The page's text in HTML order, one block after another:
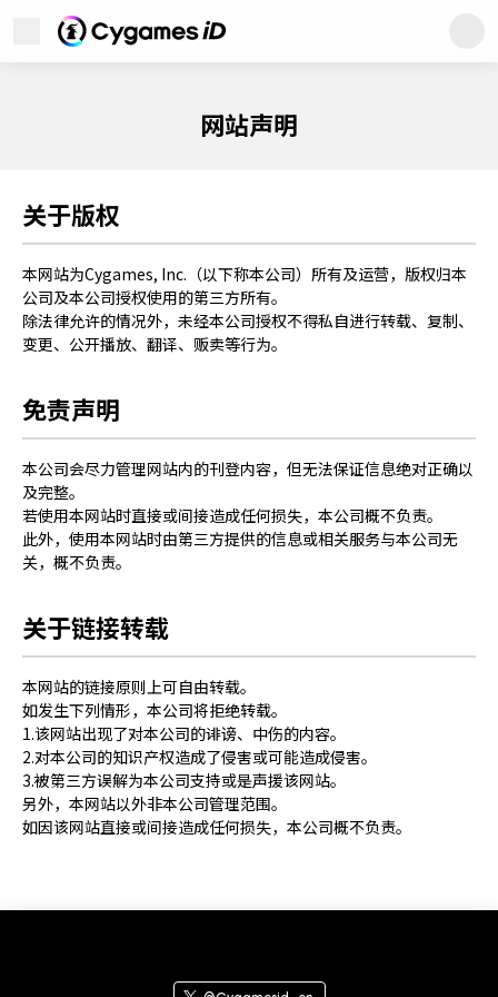
展开菜单 Cygames ID
News
服务协议
网站声明
关于版权
本网站为Cygames, Inc.（以下称本公司）所有及运营，版权归本
公司及本公司授权使用的第三方所有。
除法律允许的情况外，未经本公司授权不得私自进行转载、复制、
变更、公开播放、翻译、贩卖等行为。
免责声明
本公司会尽力管理网站内的刊登内容，但无法保证信息绝对正确以
及完整。
若使用本网站时直接或间接造成任何损失，本公司概不负责。
此外，使用本网站时由第三方提供的信息或相关服务与本公司无
关，概不负责。
关于链接转载
本网站的链接原则上可自由转载。
如发生下列情形，本公司将拒绝转载。
1.该网站出现了对本公司的诽谤、中伤的内容。
2.对本公司的知识产权造成了侵害或可能造成侵害。
3.被第三方误解为本公司支持或是声援该网站。
另外，本网站以外非本公司管理范围。
如因该网站直接或间接造成任何损失，本公司概不负责。